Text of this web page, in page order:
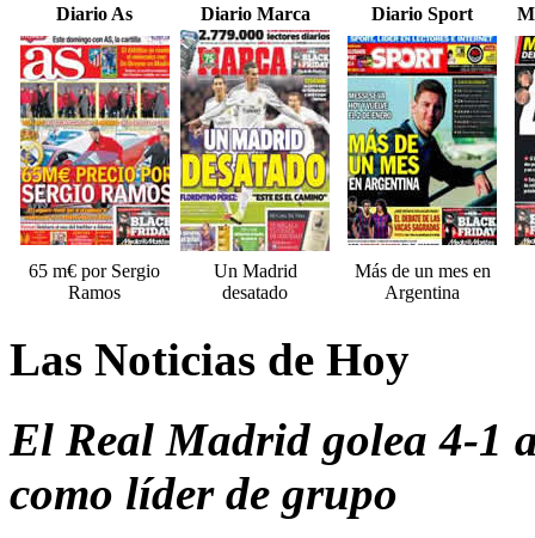
Diario As Diario Marca Diario Sport
65 m€ por Sergio
Ramos
Un Madrid
desatado
Más de un mes en
Argentina
Las Noticias de Hoy
El Real Madrid golea 4-1
como líder de grupo